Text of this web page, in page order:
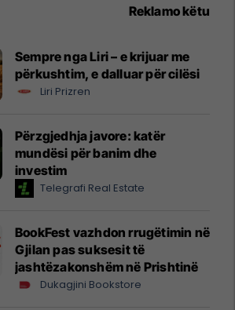
Reklamo këtu
Sempre nga Liri – e krijuar me
përkushtim, e dalluar për cilësi
Liri Prizren
Përzgjedhja javore: katër
mundësi për banim dhe
investim
Telegrafi Real Estate
BookFest vazhdon rrugëtimin në
Gjilan pas suksesit të
jashtëzakonshëm në Prishtinë
Dukagjini Bookstore